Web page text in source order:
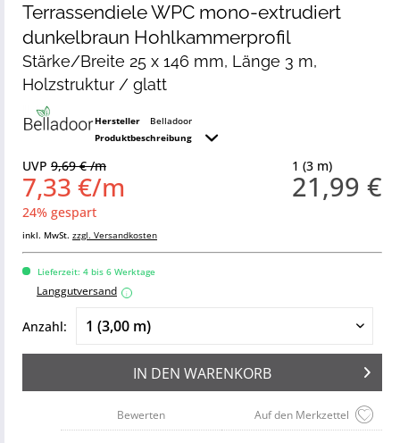
Terrassendiele WPC mono-extrudiert
dunkelbraun Hohlkammerprofil
Stärke/Breite 25 x 146 mm, Länge 3 m,
Holzstruktur / glatt
Hersteller
Belladoor
Produktbeschreibung
1 (3 m)
21,99 €
UVP 9,69 € /m
7,33 €/m
24% gespart
inkl. MwSt. zzgl. Versandkosten
Lieferzeit: 4 bis 6 Werktage
Langgutversand i
Anzahl:
IN DEN WARENKORB
Auf den Merkzettel
Bewerten